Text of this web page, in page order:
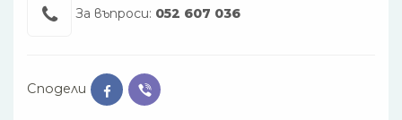
За въпроси: 052 607 036
Сподели